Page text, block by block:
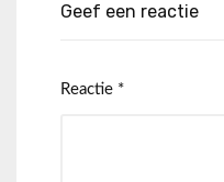
Geef een reactie
Reactie *